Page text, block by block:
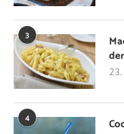
3
4